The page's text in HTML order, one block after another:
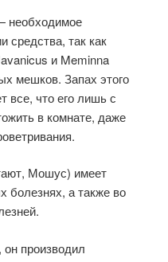
необходимое
средства, так как
и Meminna
мешков. Запах этого
все, что его лишь с
в комнате, даже
Мошус) имеет
болезнях, а также во
производил